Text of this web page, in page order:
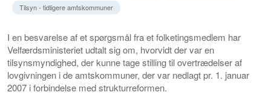
Tilsyn - tidligere amtskommuner
I en besvarelse af et spørgsmål fra et folketingsmedlem har
Velfærdsministeriet udtalt sig om, hvorvidt der var en
tilsynsmyndighed, der kunne tage stilling til overtrædelser af
lovgivningen i de amtskommuner, der var nedlagt pr. 1. januar
2007 i forbindelse med strukturreformen.